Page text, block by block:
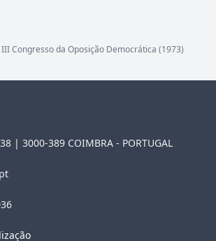
Congresso da Oposição Democrática (1973)
| 3000-389 COIMBRA - PORTUGAL